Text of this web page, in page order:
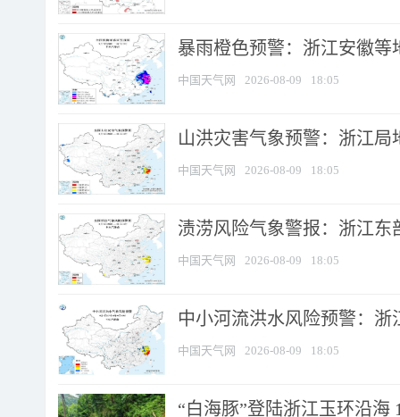
暴雨橙色预警：浙江安徽等
中国天气网 2026-08-09 18:05
山洪灾害气象预警：浙江
中国天气网 2026-08-09 18:05
渍涝风险气象警报：浙江
中国天气网 2026-08-09 18:05
中小河流洪水风险预警：
中国天气网 2026-08-09 18:05
“白海豚”登陆浙江玉环沿海